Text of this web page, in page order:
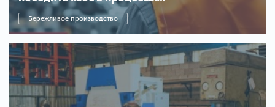
Бережливое производство